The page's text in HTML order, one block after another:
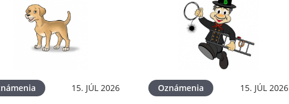
15. JÚL 2026 Oznámenia 15. JÚL 2026